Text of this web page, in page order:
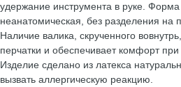
удержание инструмента в руке.
неанатомическая, без разделения на
Наличие валика, скрученного
перчатки и обеспечивает комфорт
Изделие сделано из латекса
вызвать аллергическую реакцию.